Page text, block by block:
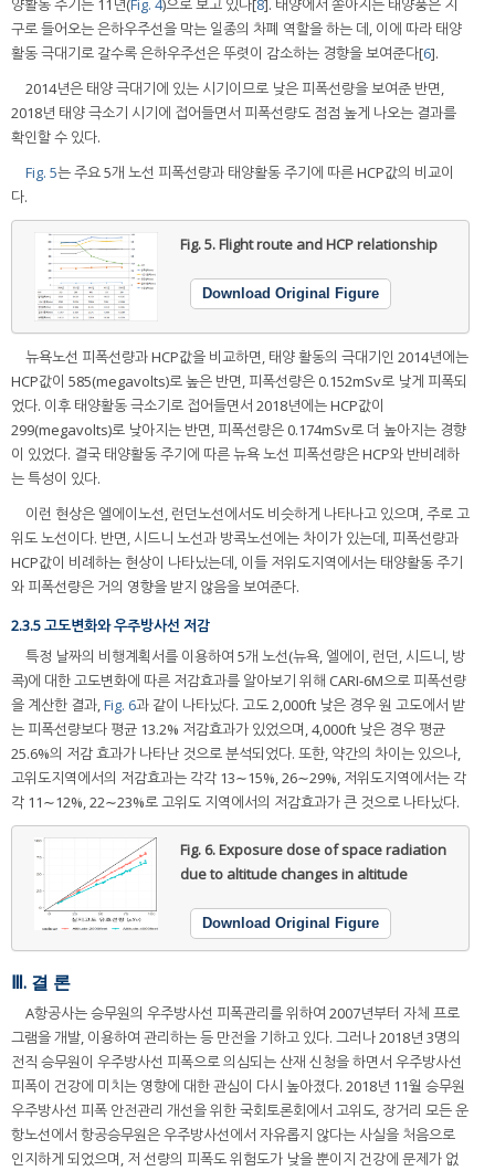
양활동 주기는 11년(Fig. 4)으로 보고 있다[8]. 태양에서 쏟아지는 태양풍은 지
구로 들어오는 은하우주선을 막는 일종의 차폐 역할을 하는 데, 이에 따라 태양
활동 극대기로 갈수록 은하우주선은 뚜렷이 감소하는 경향을 보여준다[6].
2014년은 태양 극대기에 있는 시기이므로 낮은 피폭선량을 보여준 반면,
2018년 태양 극소기 시기에 접어들면서 피폭선량도 점점 높게 나오는 결과를
확인할 수 있다.
Fig. 5는 주요 5개 노선 피폭선량과 태양활동 주기에 따른 HCP값의 비교이
다.
Fig. 5.Flight route and HCP relationship
Download Original Figure
뉴욕노선 피폭선량과 HCP값을 비교하면, 태양 활동의 극대기인 2014년에는
HCP값이 585(megavolts)로 높은 반면, 피폭선량은 0.152mSv로 낮게 피폭되
었다. 이후 태양활동 극소기로 접어들면서 2018년에는 HCP값이
299(megavolts)로 낮아지는 반면, 피폭선량은 0.174mSv로 더 높아지는 경향
이 있었다. 결국 태양활동 주기에 따른 뉴욕 노선 피폭선량은 HCP와 반비례하
는 특성이 있다.
이런 현상은 엘에이노선, 런던노선에서도 비슷하게 나타나고 있으며, 주로 고
위도 노선이다. 반면, 시드니 노선과 방콕노선에는 차이가 있는데, 피폭선량과
HCP값이 비례하는 현상이 나타났는데, 이들 저위도지역에서는 태양활동 주기
와 피폭선량은 거의 영향을 받지 않음을 보여준다.
2.3.5 고도변화와 우주방사선 저감
특정 날짜의 비행계획서를 이용하여 5개 노선(뉴욕, 엘에이, 런던, 시드니, 방
콕)에 대한 고도변화에 따른 저감효과를 알아보기 위해 CARI-6M으로 피폭선량
을 계산한 결과,Fig. 6과 같이 나타났다. 고도 2,000ft 낮은 경우 원 고도에서 받
는 피폭선량보다 평균 13.2% 저감효과가 있었으며, 4,000ft 낮은 경우 평균
25.6%의 저감 효과가 나타난 것으로 분석되었다. 또한, 약간의 차이는 있으나,
고위도지역에서의 저감효과는 각각 13∼15%, 26∼29%, 저위도지역에서는 각
각 11∼12%, 22∼23%로 고위도 지역에서의 저감효과가 큰 것으로 나타났다.
Fig. 6.Exposure dose of space radiation
due to altitude changes in altitude
Download Original Figure
Ⅲ. 결 론
A항공사는 승무원의 우주방사선 피폭관리를 위하여 2007년부터 자체 프로
그램을 개발, 이용하여 관리하는 등 만전을 기하고 있다. 그러나 2018년 3명의
전직 승무원이 우주방사선 피폭으로 의심되는 산재 신청을 하면서 우주방사선
피폭이 건강에 미치는 영향에 대한 관심이 다시 높아졌다. 2018년 11월 승무원
우주방사선 피폭 안전관리 개선을 위한 국회토론회에서 고위도, 장거리 모든 운
항노선에서 항공승무원은 우주방사선에서 자유롭지 않다는 사실을 처음으로
인지하게 되었으며, 저 선량의 피폭도 위험도가 낮을 뿐이지 건강에 문제가 없